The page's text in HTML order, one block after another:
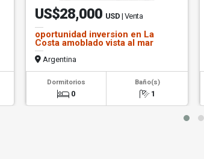
US$28,000 USD | Venta
oportunidad inversion en La
Costa amoblado vista al mar
Argentina
Dormitorios
0
Baño(s)
1